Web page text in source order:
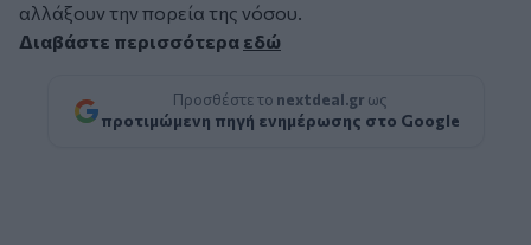
αλλάξουν την πορεία της νόσου.
Διαβάστε περισσότερα εδώ
Προσθέστε το nextdeal.gr ως
προτιμώμενη πηγή ενημέρωσης στο Google